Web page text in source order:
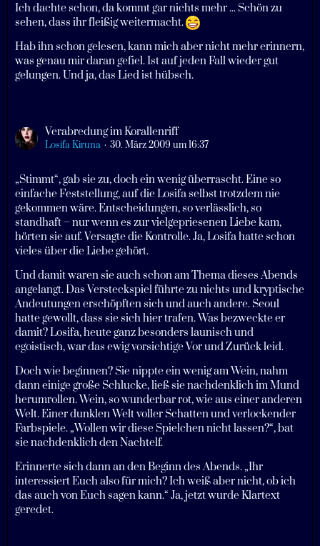
Ich dachte schon, da kommt gar nichts mehr ... Schön zu
sehen, dass ihr fleißig weitermacht.
Hab ihn schon gelesen, kann mich aber nicht mehr erinnern,
was genau mir daran gefiel. Ist auf jeden Fall wieder gut
gelungen. Und ja, das Lied ist hübsch.
Verabredung im Korallenriff
Losifa Kiruna 30. März 2009 um 16:37
„Stimmt“, gab sie zu, doch ein wenig überrascht. Eine so
einfache Feststellung, auf die Losifa selbst trotzdem nie
gekommen wäre. Entscheidungen, so verlässlich, so
standhaft – nur wenn es zur vielgepriesenen Liebe kam,
hörten sie auf. Versagte die Kontrolle. Ja, Losifa hatte schon
vieles über die Liebe gehört.
Und damit waren sie auch schon am Thema dieses Abends
angelangt. Das Versteckspiel führte zu nichts und kryptische
Andeutungen erschöpften sich und auch andere. Seoul
hatte gewollt, dass sie sich hier trafen. Was bezweckte er
damit? Losifa, heute ganz besonders launisch und
egoistisch, war das ewig vorsichtige Vor und Zurück leid.
Doch wie beginnen? Sie nippte ein wenig am Wein, nahm
dann einige große Schlucke, ließ sie nachdenklich im Mund
herumrollen. Wein, so wunderbar rot, wie aus einer anderen
Welt. Einer dunklen Welt voller Schatten und verlockender
Farbspiele. „Wollen wir diese Spielchen nicht lassen?“, bat
sie nachdenklich den Nachtelf.
Erinnerte sich dann an den Beginn des Abends. „Ihr
interessiert Euch also für mich? Ich weiß aber nicht, ob ich
das auch von Euch sagen kann.“ Ja, jetzt wurde Klartext
geredet.